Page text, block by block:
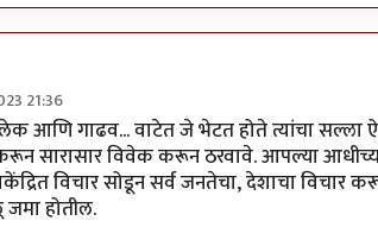
21:36
लेक आणि गाढव... वाटेत जे भेटत होते त्यांचा
सारासार विवेक करून ठरवावे. आपल्या
विचार सोडून सर्व जनतेचा, देशाचा विचार
होतील.